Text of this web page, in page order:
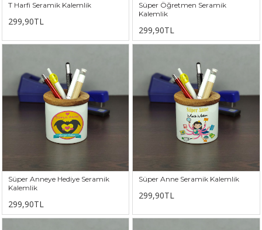
T Harfi Seramik Kalemlik
299,90TL
Süper Öğretmen Seramik
Kalemlik
299,90TL
Süper Anneye Hediye Seramik
Kalemlik
299,90TL
Süper Anne Seramik Kalemlik
299,90TL